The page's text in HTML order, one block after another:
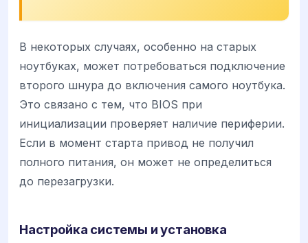
В некоторых случаях, особенно на старых
ноутбуках, может потребоваться подключение
второго шнура до включения самого ноутбука.
Это связано с тем, что BIOS при
инициализации проверяет наличие периферии.
Если в момент старта привод не получил
полного питания, он может не определиться
до перезагрузки.
Настройка системы и установка